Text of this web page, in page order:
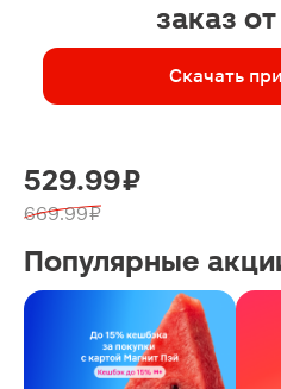
заказ
Скачать
529.99 ₽
669.99 ₽
Популярные